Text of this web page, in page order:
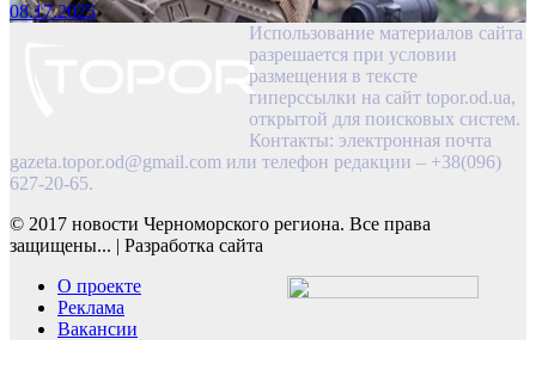
08.17.2025
Использование материалов сайта
разрешается при условии
размещения в тексте
гиперссылки на сайт topor.od.ua,
открытой для поисковых систем.
Контакты: электронная почта
gazeta.topor.od@gmail.com или телефон редакции – +38(096)
627-20-65.
© 2017 новости Черноморского региона. Все права
защищены... | Разработка сайта
О проекте
Реклама
Вакансии